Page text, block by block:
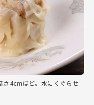
4cmほど。水にくぐらせ